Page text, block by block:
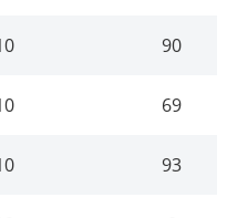
90
69
93